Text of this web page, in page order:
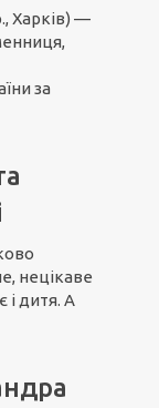
Харків) —
за
нецікаве
і дитя. А